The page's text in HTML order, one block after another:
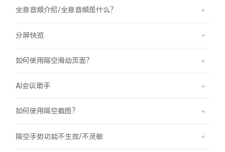
全息音频介绍/全息音频是什么？
分屏快览
如何使用隔空滑动页面？
AI会议助手
如何使用隔空截图？
隔空手势功能不生效/不灵敏